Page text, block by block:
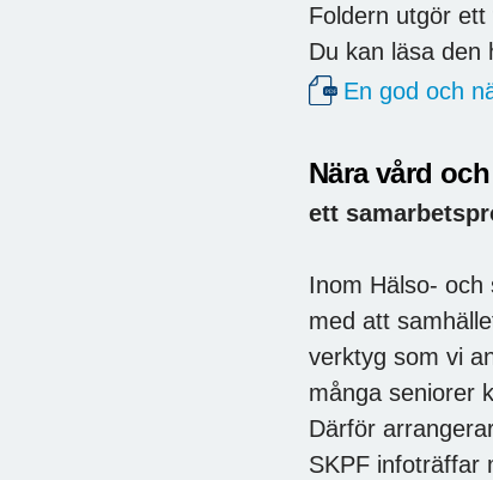
Foldern utgör
Du kan läsa den
En god och
Nära vård
ett
Inom Hälso-
med att
verktyg som vi
många seniorer
Därför
SKPF infoträffar